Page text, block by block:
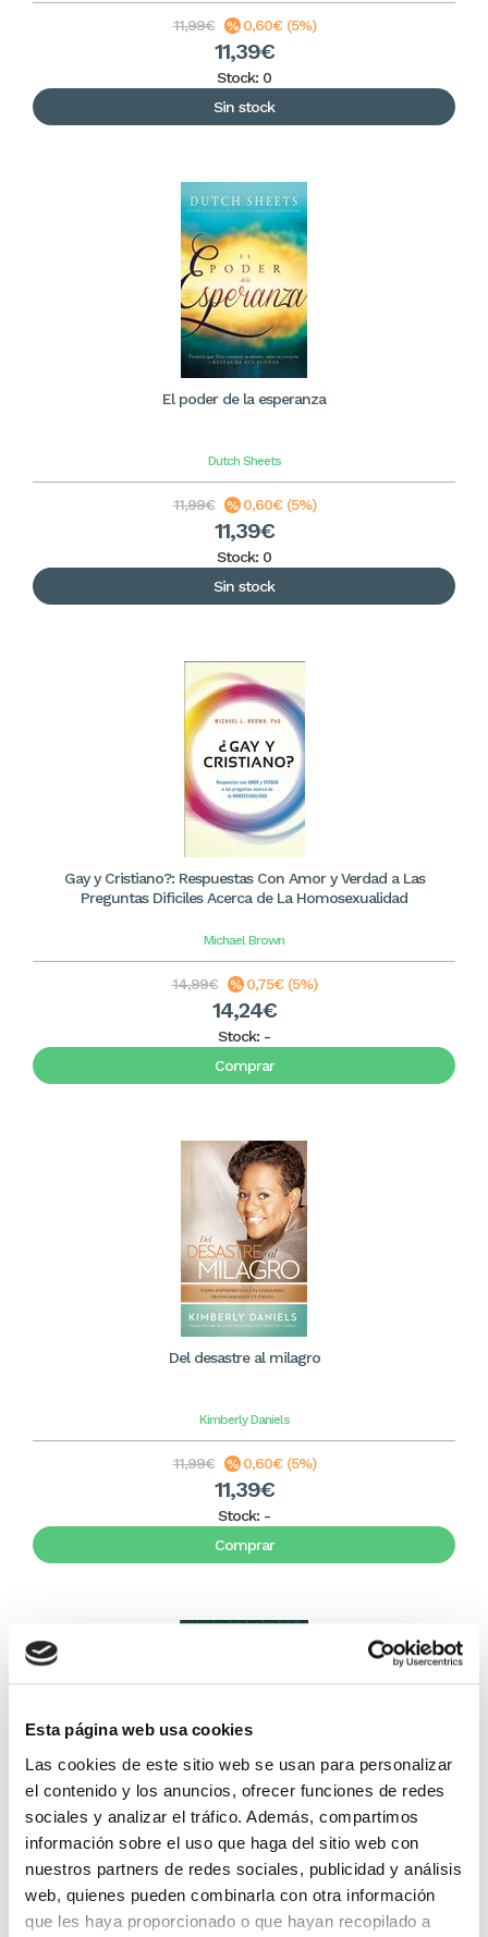
Esta página web usa cookies
Las cookies de este sitio web se usan para personalizar
el contenido y los anuncios, ofrecer funciones de redes
sociales y analizar el tráfico. Además, compartimos
información sobre el uso que haga del sitio web con
nuestros partners de redes sociales, publicidad y análisis
web, quienes pueden combinarla con otra información
que les haya proporcionado o que hayan recopilado a
11,99€ 0,60€ (5%)
11,39€
Stock: 0
Sin stock
El poder de la esperanza
Dutch Sheets
11,99€ 0,60€ (5%)
11,39€
Stock: 0
Sin stock
Gay y Cristiano?: Respuestas Con Amor y Verdad a Las
Preguntas Dificiles Acerca de La Homosexualidad
Michael Brown
14,99€ 0,75€ (5%)
14,24€
Stock: -
Comprar
Del desastre al milagro
Kimberly Daniels
11,99€ 0,60€ (5%)
11,39€
Stock: -
Comprar
El corazón del líder
John Maxwell